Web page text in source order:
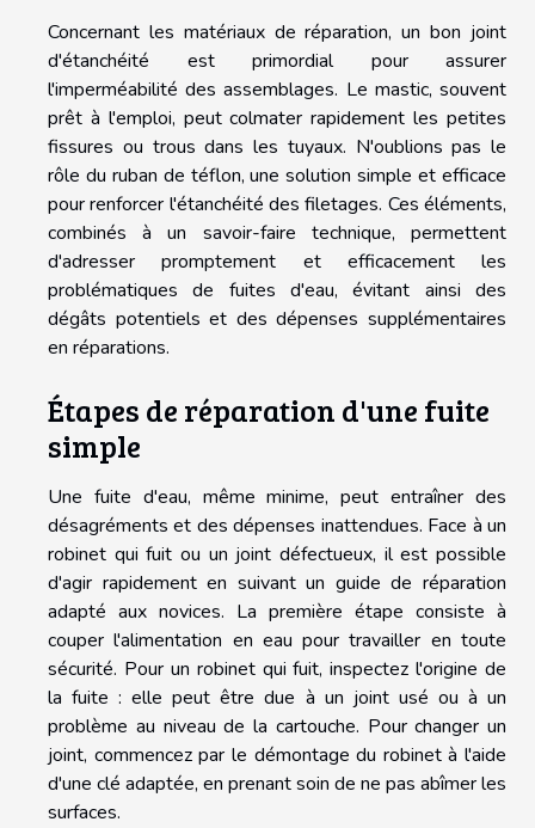
Concernant les matériaux de réparation, un bon joint
d'étanchéité est primordial pour assurer
l'imperméabilité des assemblages. Le mastic, souvent
prêt à l'emploi, peut colmater rapidement les petites
fissures ou trous dans les tuyaux. N'oublions pas le
rôle du ruban de téflon, une solution simple et efficace
pour renforcer l'étanchéité des filetages. Ces éléments,
combinés à un savoir-faire technique, permettent
d'adresser promptement et efficacement les
problématiques de fuites d'eau, évitant ainsi des
dégâts potentiels et des dépenses supplémentaires
en réparations.
Étapes de réparation d'une fuite
simple
Une fuite d'eau, même minime, peut entraîner des
désagréments et des dépenses inattendues. Face à un
robinet qui fuit ou un joint défectueux, il est possible
d'agir rapidement en suivant un guide de réparation
adapté aux novices. La première étape consiste à
couper l'alimentation en eau pour travailler en toute
sécurité. Pour un robinet qui fuit, inspectez l'origine de
la fuite : elle peut être due à un joint usé ou à un
problème au niveau de la cartouche. Pour changer un
joint, commencez par le démontage du robinet à l'aide
d'une clé adaptée, en prenant soin de ne pas abîmer les
surfaces.